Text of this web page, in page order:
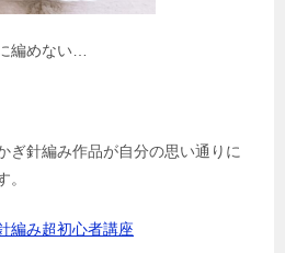
編めない…
ぎ針編み作品が自分の思い通りに
。
編み超初心者講座